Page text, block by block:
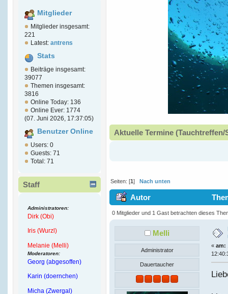
Mitglieder
Mitglieder insgesamt:
221
Latest: antrens
Stats
Beiträge insgesamt:
39077
Themen insgesamt:
3816
Online Today: 136
Online Ever: 1774
(07. Juni 2026, 17:37:05)
Benutzer Online
Users: 0
Guests: 71
Total: 71
Staff
Administratoren:
Dirk (Obi)
Iris (Wurzl)
Melanie (Melli)
Moderatoren:
Georg (abgesoffen)
Karin (doernchen)
Micha (Zwergal)
Aktuelle Termine
Seiten: [1]Nach unten
Autor
Vornamen) (Gelesen 47655 mal)
0 Mitglieder und 1 Gast betrachten dieses
Melli
Administrator
Dauertaucher
« am: